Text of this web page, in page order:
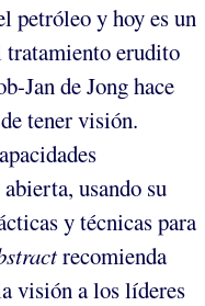
petróleo y hoy es un
erudito
Jan de Jong hace
tener visión.
usando su
y técnicas para
recomienda
visión a los líderes